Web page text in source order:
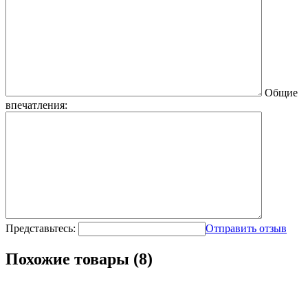
Общие
впечатления:
Представьтесь: Отправить отзыв
Похожие товары (8)